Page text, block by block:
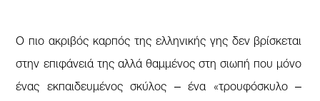
Ο πιο ακριβός καρπός της ελληνικής γης δεν βρίσκεται
στην επιφάνειά της αλλά θαμμένος στη σιωπή που μόνο
ένας εκπαιδευμένος σκύλος – ένα «τρουφόσκυλο –